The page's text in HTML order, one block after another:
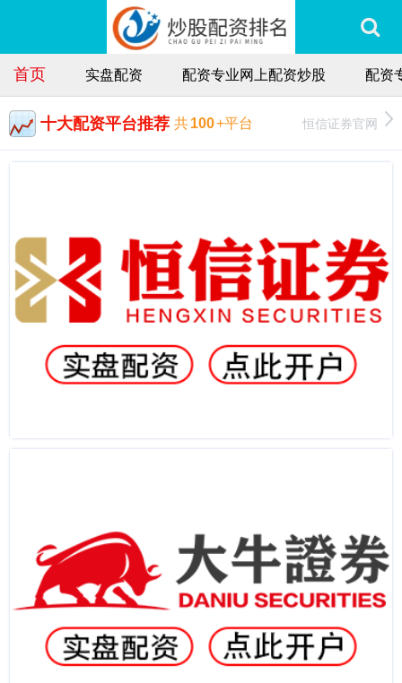
首页 实盘配资 配资专业网上配资炒股 配资
十大配资平台推荐 共100+平台 恒信证券官网